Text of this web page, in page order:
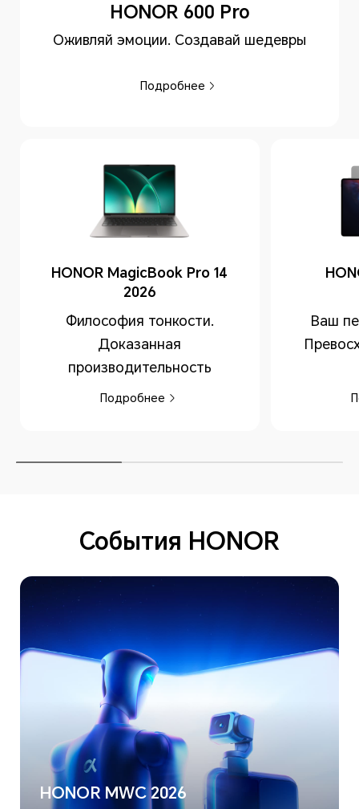
HONOR 600 Pro
Оживляй эмоции. Создавай шедевры
Подробнее
HONOR MagicBook Pro 14
2026
Философия тонкости.
Доказанная
производительность
Подробнее
Ваш
События HONOR
HONOR MWC 2026